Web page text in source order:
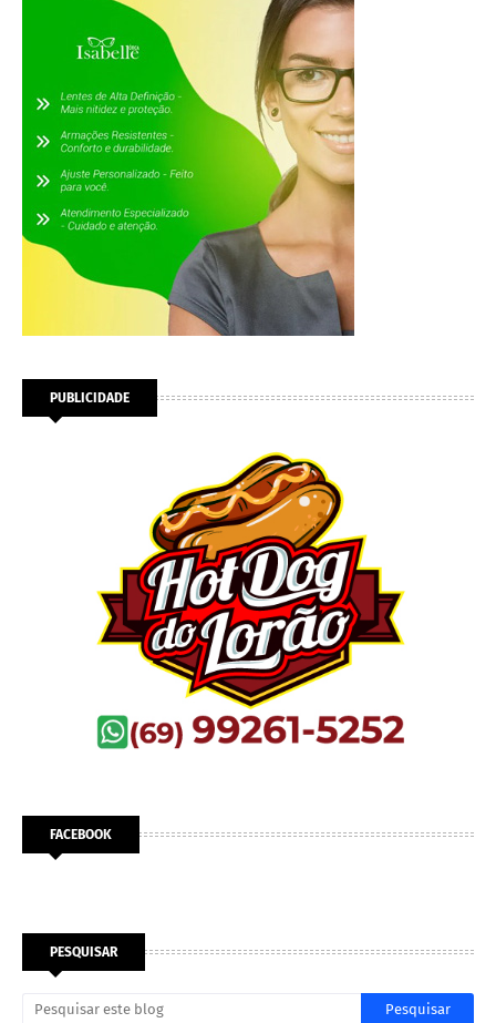
PUBLICIDADE
FACEBOOK
PESQUISAR